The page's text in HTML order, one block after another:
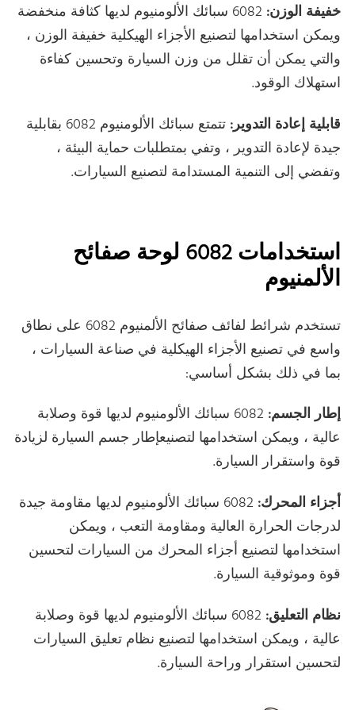
خفيفة الوزن:
6082 سبائك الألومنيوم لديها كثافة منخفضة
ويمكن استخدامها لتصنيع الأجزاء الهيكلية خفيفة الوزن ،
والتي يمكن أن تقلل من وزن السيارة وتحسين كفاءة
استهلاك الوقود.
قابلية إعادة التدوير:
تتمتع سبائك الألومنيوم 6082 بقابلية
جيدة لإعادة التدوير ، وتفي بمتطلبات حماية البيئة ،
وتفضي إلى التنمية المستدامة لتصنيع السيارات.
استخدامات 6082 لوحة صفائح
الألمنيوم
تستخدم شرائط لفائف صفائح الألمنيوم 6082 على نطاق
واسع في تصنيع الأجزاء الهيكلية في صناعة السيارات ،
بما في ذلك بشكل أساسي:
إطار الجسم:
6082 سبائك الألومنيوم لديها قوة وصلابة
عالية ، ويمكن استخدامها لتصنيعإطار جسم السيارة لزيادة
قوة واستقرار السيارة.
أجزاء المحرك:
6082 سبائك الألومنيوم لديها مقاومة جيدة
لدرجات الحرارة العالية ومقاومة التعب ، ويمكن
استخدامها لتصنيع أجزاء المحرك من السيارات لتحسين
قوة وموثوقية السيارة.
نظام التعليق:
6082 سبائك الألومنيوم لديها قوة وصلابة
عالية ، ويمكن استخدامها لتصنيع نظام تعليق السيارات
لتحسين استقرار وراحة السيارة.